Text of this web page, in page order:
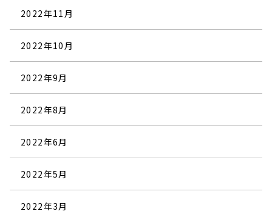
2022年11月
2022年10月
2022年9月
2022年8月
2022年6月
2022年5月
2022年3月